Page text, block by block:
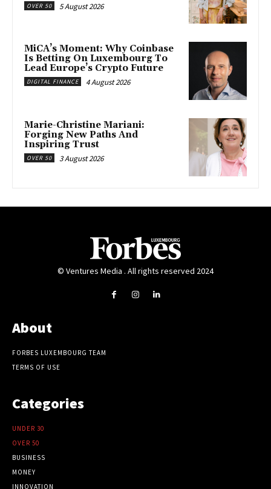
OVER 50 5 August 2026
MiCA’s Moment: Why Coinbase
Is Betting On Luxembourg To
Lead Europe’s Crypto Future
DIGITAL FINANCE 4 August 2026
Marie-Christine Mariani:
Forging New Paths And
Inspiring Trust
OVER 50 3 August 2026
© Ventures Media . All rights reserved 2024
About
FORBES LUXEMBOURG TEAM
TERMS OF USE
Categories
UNDER 30
OVER 50
BUSINESS
MONEY
INNOVATION